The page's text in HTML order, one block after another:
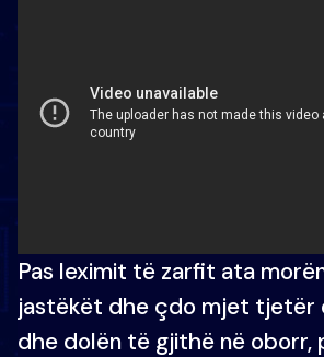
Pas leximit të zarfit ata
jastëkët dhe çdo mjet tjetër
dhe dolën të gjithë në